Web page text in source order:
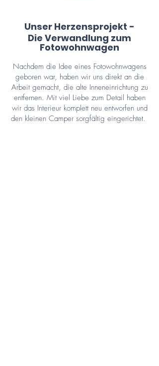
Unser Herzensprojekt -
Die Verwandlung zum
Fotowohnwagen
Nachdem die Idee eines Fotowohnwagens
geboren war, haben wir uns direkt an die
Arbeit gemacht, die alte Inneneinrichtung zu
entfernen. Mit viel Liebe zum Detail haben
wir das Interieur komplett neu entworfen und
den kleinen Camper sorgfältig eingerichtet.